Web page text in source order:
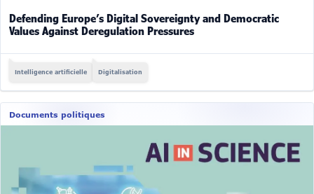
Defending Europe’s Digital Sovereignty and Democratic
Values Against Deregulation Pressures
Intelligence artificielle Digitalisation
Documents politiques